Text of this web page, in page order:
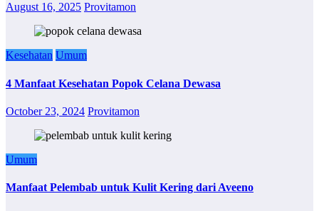
August 16, 2025 Provitamon
Kesehatan Umum
4 Manfaat Kesehatan Popok Celana Dewasa
October 23, 2024 Provitamon
Umum
Manfaat Pelembab untuk Kulit Kering dari Aveeno